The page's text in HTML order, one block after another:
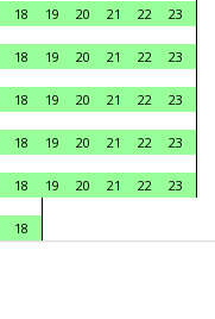
18 19 20 21 22
23
18 19 20 21 22
23
18 19 20 21 22
23
18 19 20 21 22
23
18 19 20 21 22
23
18